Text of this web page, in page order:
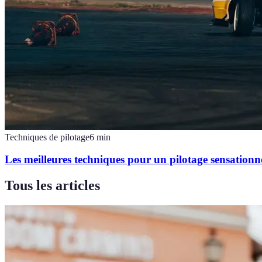
Techniques de pilotage6 min
Les meilleures techniques pour un pilotage
Tous les articles